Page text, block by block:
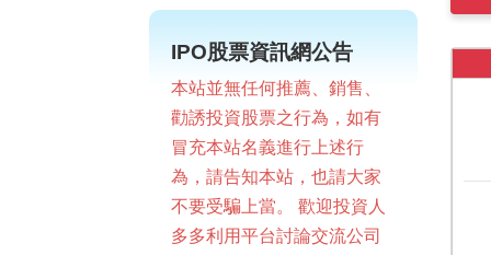
IPO股票資訊網公告
本站並無任何推薦、銷售、
勸誘投資股票之行為，如有
冒充本站名義進行上述行
為，請告知本站，也請大家
不要受騙上當。 歡迎投資人
多多利用平台討論交流公司